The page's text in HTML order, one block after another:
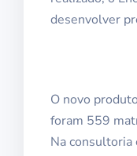
desenvolver
O novo
foram 559
Na